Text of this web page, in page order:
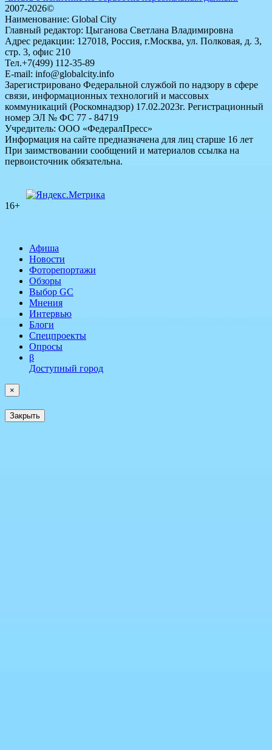
2007-2026©
Наименование: Global City
Главный редактор: Цыганова Светлана Владимировна
Адрес редакции: 127018, Россия, г.Москва, ул. Полковая, д. 3,
стр. 3, офис 210
Тел.+7(499) 112-35-89
E-mail: info@globalcity.info
Зарегистрировано Федеральной службой по надзору в сфере
связи, информационных технологий и массовых
коммуникаций (Роскомнадзор) 17.02.2023г. Регистрационный
номер ЭЛ № ФС 77 - 84719
Учредитель: ООО «ФедералПресс»
Информация на сайте предназначена для лиц старше 16 лет
При заимствовании сообщений и материалов ссылка на
первоисточник обязательна.
16+
Афиша
Новости
Фоторепортажи
Обзоры
Выбор GC
Мнения
Интервью
Блоги
Спецпроекты
Опросы
β
Доступный город
×
Закрыть